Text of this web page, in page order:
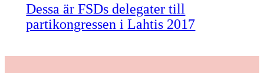
Dessa är FSDs delegater till
partikongressen i Lahtis 2017